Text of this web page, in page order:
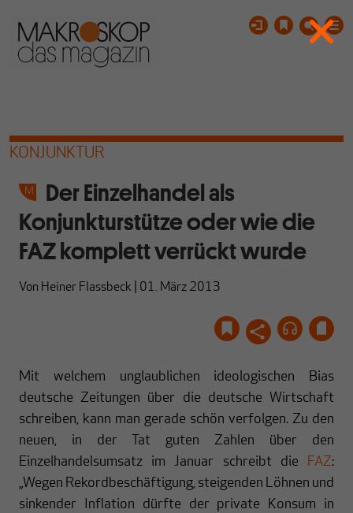
KONJUNKTUR
Der Einzelhandel als
Konjunkturstütze oder wie die
FAZ komplett verrückt wurde
Von Heiner Flassbeck 01. März 2013
Mit welchem unglaublichen ideologischen Bias
deutsche Zeitungen über die deutsche Wirtschaft
schreiben, kann man gerade schön verfolgen. Zu den
neuen, in der Tat guten Zahlen über den
Einzelhandelsumsatz im Januar schreibt die FAZ:
„Wegen Rekordbeschäftigung, steigenden Löhnen und
sinkender Inflation dürfte der private Konsum in